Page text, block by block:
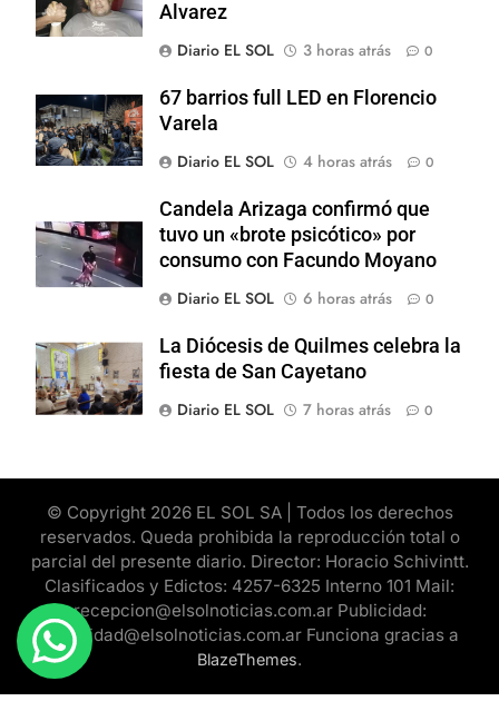
Alvarez
Diario EL SOL
3 horas atrás 0
67 barrios full LED en Florencio
Varela
Diario EL SOL
4 horas atrás 0
Candela Arizaga confirmó que
tuvo un «brote psicótico» por
consumo con Facundo Moyano
Diario EL SOL
6 horas atrás 0
La Diócesis de Quilmes celebra la
fiesta de San Cayetano
Diario EL SOL
7 horas atrás 0
© Copyright 2026 EL SOL SA | Todos los derechos
reservados. Queda prohibida la reproducción total o
parcial del presente diario. Director: Horacio Schivintt.
Clasificados y Edictos: 4257-6325 Interno 101 Mail:
recepcion@elsolnoticias.com.ar Publicidad:
publicidad@elsolnoticias.com.ar Funciona gracias a
BlazeThemes.